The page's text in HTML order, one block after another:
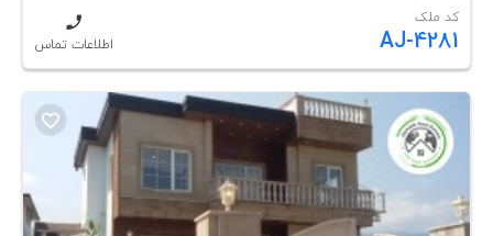
کد ملک
AJ-4281 اطلاعات تماس